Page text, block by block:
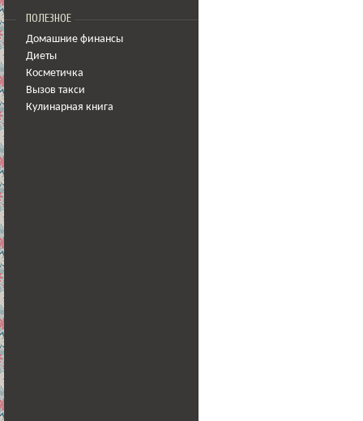
ПОЛЕЗНОЕ
Домашние финансы
Диеты
Косметичка
Вызов такси
Кулинарная книга